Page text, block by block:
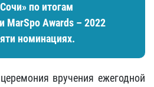
по итогам
MarSpo Awards – 2022
номинациях.
вручения ежегодной